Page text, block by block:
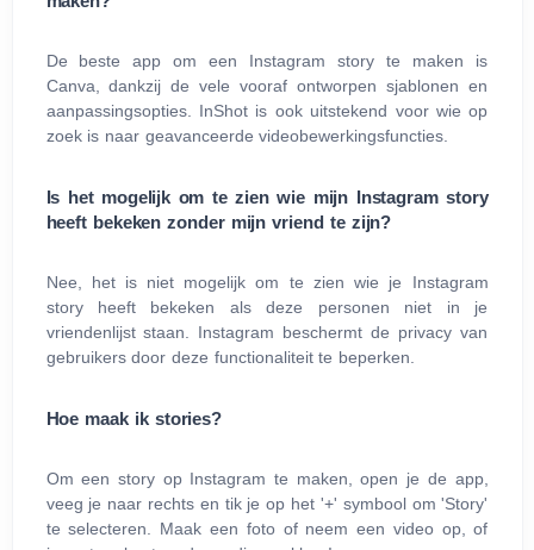
De beste app om een Instagram story te maken is
Canva, dankzij de vele vooraf ontworpen sjablonen en
aanpassingsopties. InShot is ook uitstekend voor wie op
zoek is naar geavanceerde videobewerkingsfuncties.
Is het mogelijk om te zien wie mijn Instagram story
heeft bekeken zonder mijn vriend te zijn?
Nee, het is niet mogelijk om te zien wie je Instagram
story heeft bekeken als deze personen niet in je
vriendenlijst staan. Instagram beschermt de privacy van
gebruikers door deze functionaliteit te beperken.
Hoe maak ik stories?
Om een story op Instagram te maken, open je de app,
veeg je naar rechts en tik je op het '+' symbool om 'Story'
te selecteren. Maak een foto of neem een video op, of